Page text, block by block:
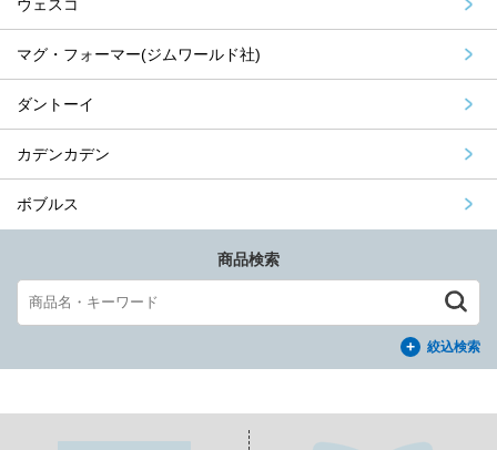
ウェスコ
マグ・フォーマー(ジムワールド社)
ダントーイ
カデンカデン
ボブルス
商品検索
絞込検索